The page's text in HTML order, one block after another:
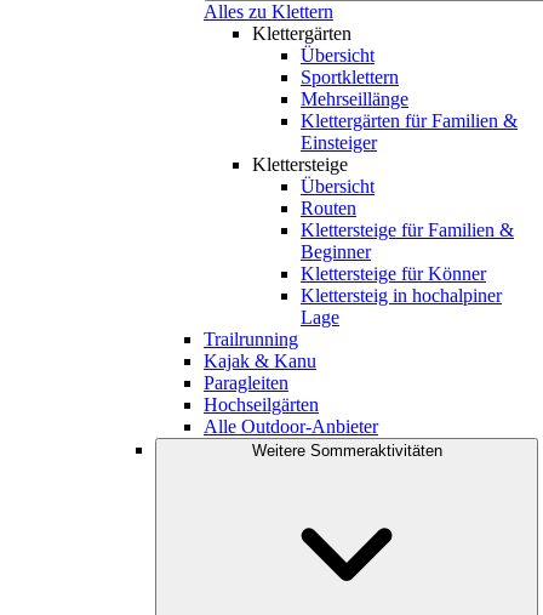
Alles zu Klettern
Klettergärten
Übersicht
Sportklettern
Mehrseillänge
Klettergärten für Familien &
Einsteiger
Klettersteige
Übersicht
Routen
Klettersteige für Familien &
Beginner
Klettersteige für Könner
Klettersteig in hochalpiner
Lage
Trailrunning
Kajak & Kanu
Paragleiten
Hochseilgärten
Alle Outdoor-Anbieter
Weitere Sommeraktivitäten